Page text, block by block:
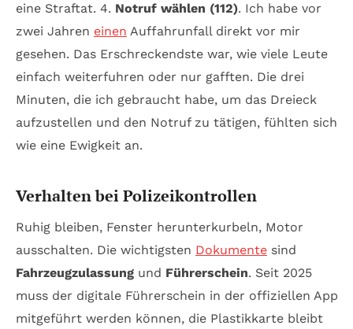
eine Straftat. 4. Notruf wählen (112). Ich habe vor
zwei Jahren einen Auffahrunfall direkt vor mir
gesehen. Das Erschreckendste war, wie viele Leute
einfach weiterfuhren oder nur gafften. Die drei
Minuten, die ich gebraucht habe, um das Dreieck
aufzustellen und den Notruf zu tätigen, fühlten sich
wie eine Ewigkeit an.
Verhalten bei Polizeikontrollen
Ruhig bleiben, Fenster herunterkurbeln, Motor
ausschalten. Die wichtigsten Dokumente sind
Fahrzeugzulassung und Führerschein. Seit 2025
muss der digitale Führerschein in der offiziellen App
mitgeführt werden können, die Plastikkarte bleibt